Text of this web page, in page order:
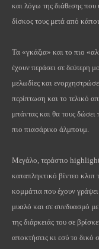
και λόγω της διάθεσης που
δίσκος τους μετά από
Τα «γκάζια» και το πιο
έχουν περάσει σε δεύτερη
μελωδίες και
περίπτωση και το τελικό
μπάντας και θα τους δώσει
πιο πιασάρικο άλμπουμ.
Μεγάλο, τεράστιο highlight
καταπληκτικό βίντεο κλιπ
κομμάτια που έχουν
μυαλό και σε συνδυασμό
της διάρκειάς του σε
αποκτήσεις κι εσύ το δικό